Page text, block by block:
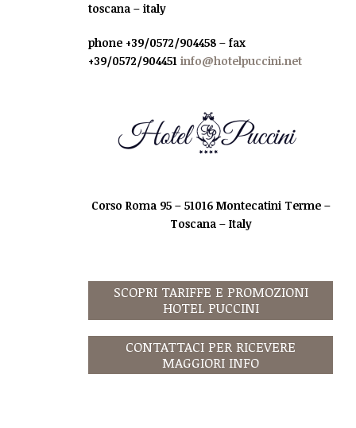
toscana – italy
phone +39/0572/904458 – fax
+39/0572/904451 info@hotelpuccini.net
Corso Roma 95 – 51016 Montecatini Terme –
Toscana – Italy
SCOPRI TARIFFE E PROMOZIONI
HOTEL PUCCINI
CONTATTACI PER RICEVERE
MAGGIORI INFO